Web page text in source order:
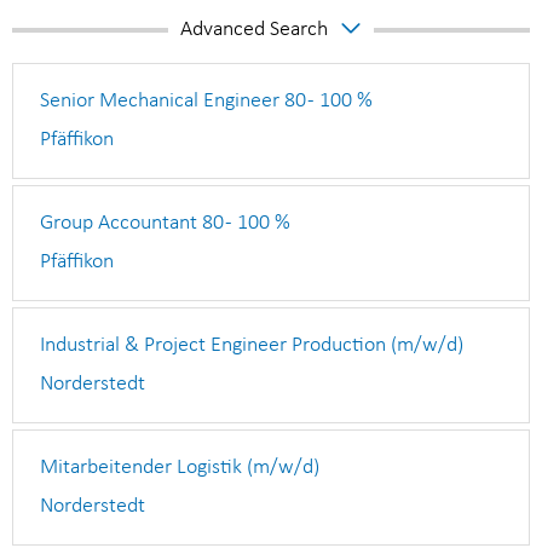
Advanced Search
Senior Mechanical Engineer 80 - 100 %
Pfäffikon
Group Accountant 80 - 100 %
Pfäffikon
Industrial & Project Engineer Production (m/w/d)
Norderstedt
Mitarbeitender Logistik (m/w/d)
Norderstedt